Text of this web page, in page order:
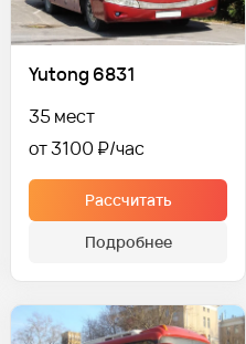
Yutong 6831
35 мест
от 3100 ₽
Рассчитать
Подробнее